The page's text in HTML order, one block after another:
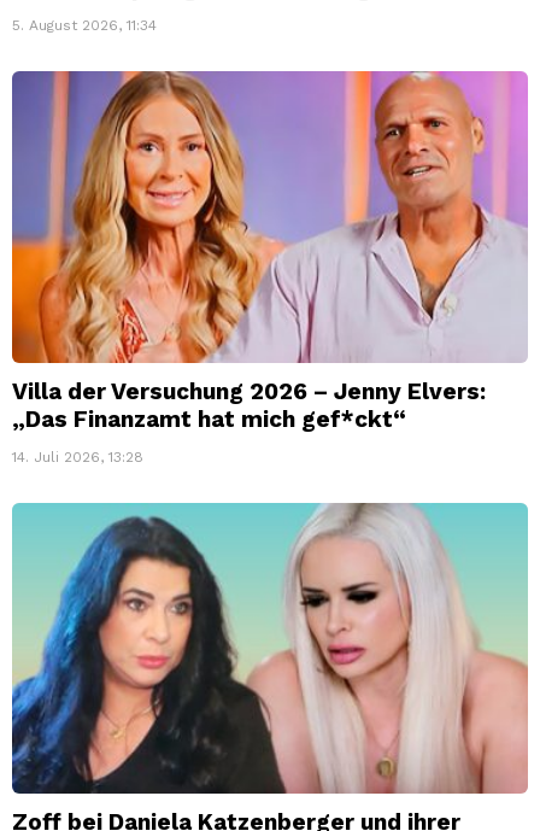
5. August 2026, 11:34
Villa der Versuchung 2026 – Jenny Elvers:
„Das Finanzamt hat mich gef*ckt“
14. Juli 2026, 13:28
Zoff bei Daniela Katzenberger und ihrer